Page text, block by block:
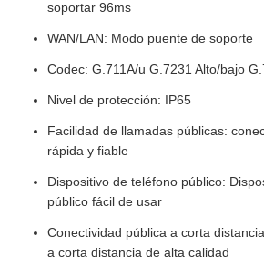
soportar 96ms
WAN/LAN: Modo puente de soporte
Codec: G.711A/u G.7231 Alto/bajo
Nivel de protección: IP65
Facilidad de llamadas públicas:
rápida y fiable
Dispositivo de teléfono público:
público fácil de usar
Conectividad pública a corta
a corta distancia de alta calidad